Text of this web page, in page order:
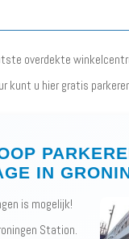
overdekte
kunt u hier gratis
IN
is mogelijk!
Station.